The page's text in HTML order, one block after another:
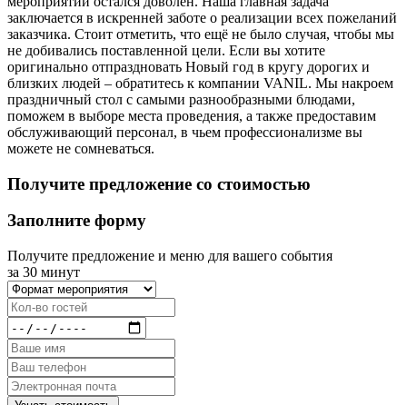
заключается в искренней заботе о реализации всех пожеланий
заказчика. Стоит отметить, что ещё не было случая, чтобы мы
не добивались поставленной цели. Если вы хотите
оригинально отпраздновать Новый год в кругу дорогих и
близких людей – обратитесь к компании VANIL. Мы накроем
праздничный стол с самыми разнообразными блюдами,
поможем в выборе места проведения, а также предоставим
обслуживающий персонал, в чьем профессионализме вы
можете не сомневаться.
Получите предложение со стоимостью
Заполните форму
Получите предложение и меню для вашего события
за 30 минут